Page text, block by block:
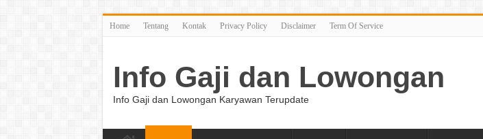
Home Tentang Kontak Privacy Policy Disclaimer Term Of Service
Info Gaji dan Lowongan
Info Gaji dan Lowongan Karyawan Terupdate